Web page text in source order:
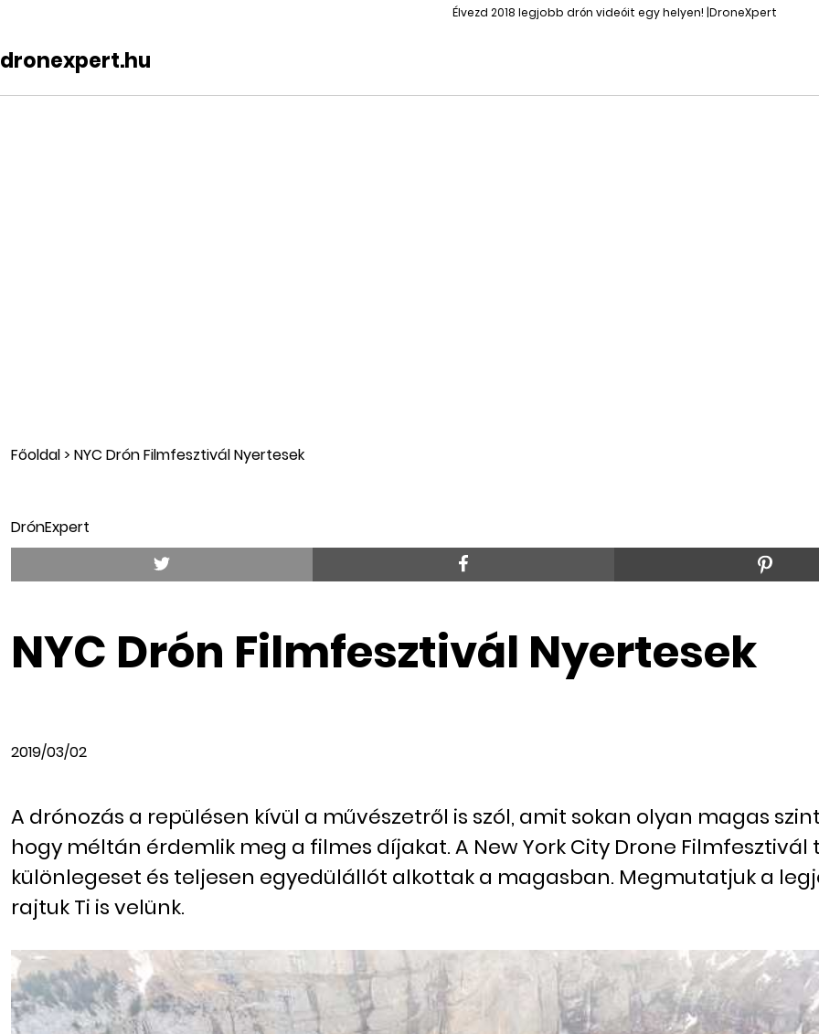
Élvezd 2018 legjobb drón videóit egy helyen! |DroneXpert
dronexpert.hu
Főoldal> NYC Drón Filmfesztivál Nyertesek
DrónExpert
NYC Drón Filmfesztivál Nyertesek
2019/03/02
A drónozás a repülésen kívül a művészetről is szól, amit sokan olyan magas
hogy méltán érdemlik meg a filmes díjakat. A New York City Drone
különlegeset és teljesen egyedülállót alkottak a magasban. Megmutatjuk a
rajtuk Ti is velünk.